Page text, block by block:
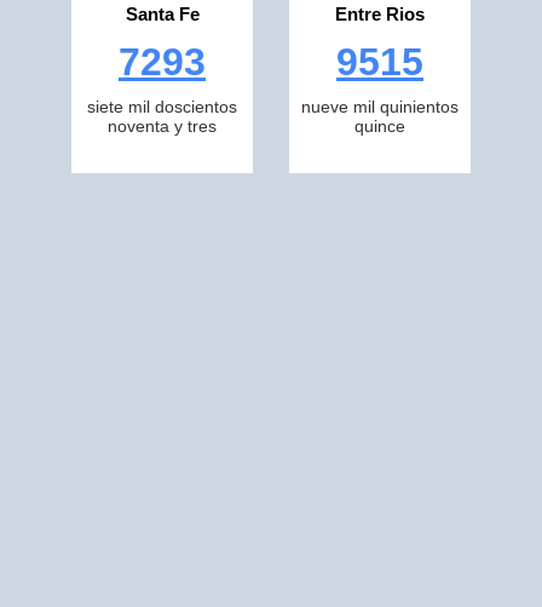
Santa Fe
7293
siete mil doscientos
noventa y tres
Entre Rios
9515
nueve mil quinientos
quince